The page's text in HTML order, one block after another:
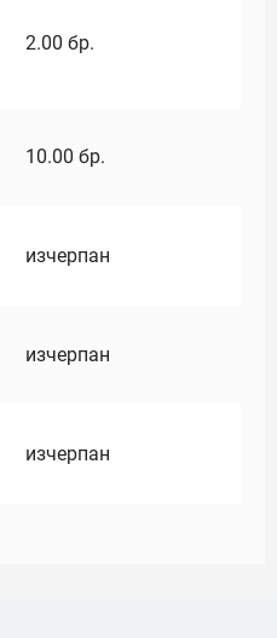
2.00 бр.
10.00 бр.
изчерпан
изчерпан
изчерпан